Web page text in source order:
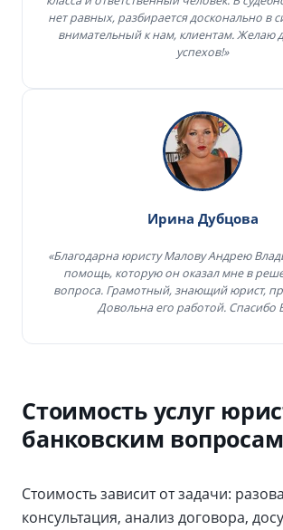
нет равных, разбирается досконально в
внимательный к нам, клиентам. Желаю
успехов!»
Ирина Дубцова
«Благодарна юристу Малову Андрею
помощь, которую он оказал мне в
вопроса. Грамотный, знающий юрист,
Довольна его работой. Спасибо
Стоимость услуг
банковским вопросам
Стоимость зависит от задачи:
консультация, анализ договора,